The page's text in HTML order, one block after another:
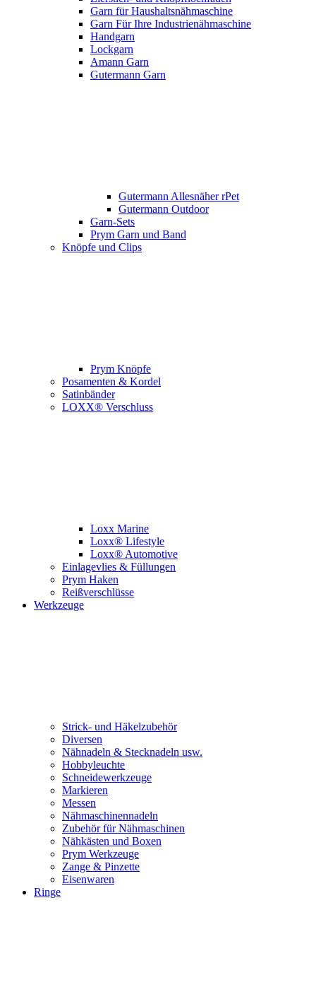
Garn für Haushaltsnähmaschine
Garn Für Ihre Industrienähmaschine
Handgarn
Lockgarn
Amann Garn
Gutermann Garn
Gutermann Allesnäher rPet
Gutermann Outdoor
Garn-Sets
Prym Garn und Band
Knöpfe und Clips
Prym Knöpfe
Posamenten & Kordel
Satinbänder
LOXX® Verschluss
Loxx Marine
Loxx® Lifestyle
Loxx® Automotive
Einlagevlies & Füllungen
Prym Haken
Reißverschlüsse
Werkzeuge
Strick- und Häkelzubehör
Diversen
Nähnadeln & Stecknadeln usw.
Hobbyleuchte
Schneidewerkzeuge
Markieren
Messen
Nähmaschinennadeln
Zubehör für Nähmaschinen
Nähkästen und Boxen
Prym Werkzeuge
Zange & Pinzette
Eisenwaren
Ringe